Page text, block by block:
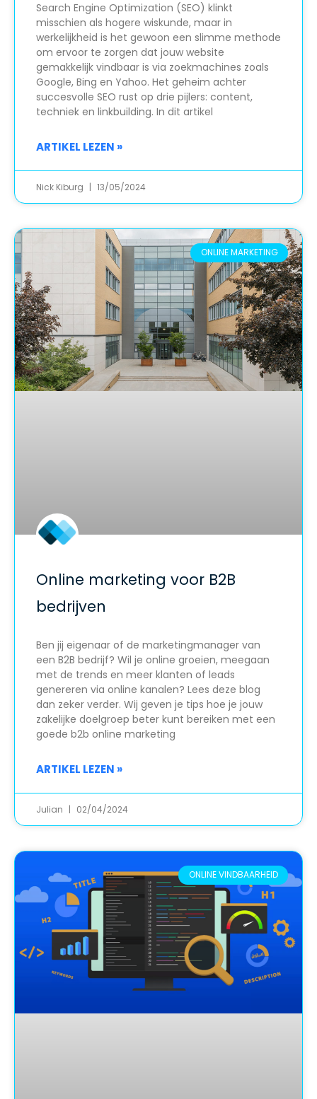
Search Engine Optimization (SEO) klinkt
misschien als hogere wiskunde, maar in
werkelijkheid is het gewoon een slimme methode
om ervoor te zorgen dat jouw website
gemakkelijk vindbaar is via zoekmachines zoals
Google, Bing en Yahoo. Het geheim achter
succesvolle SEO rust op drie pijlers: content,
techniek en linkbuilding. In dit artikel
ARTIKEL LEZEN »
Nick Kiburg 13/05/2024
ONLINE MARKETING
Online marketing voor B2B
bedrijven
Ben jij eigenaar of de marketingmanager van
een B2B bedrijf? Wil je online groeien, meegaan
met de trends en meer klanten of leads
genereren via online kanalen? Lees deze blog
dan zeker verder. Wij geven je tips hoe je jouw
zakelijke doelgroep beter kunt bereiken met een
goede b2b online marketing
ARTIKEL LEZEN »
Julian 02/04/2024
ONLINE VINDBAARHEID